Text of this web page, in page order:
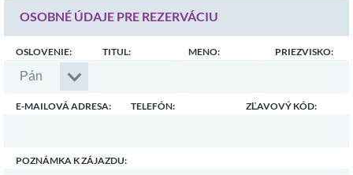
OSOBNÉ ÚDAJE PRE REZERVÁCIU
OSLOVENIE: TITUL: MENO: PRIEZVISKO:
E-MAILOVÁ ADRESA: TELEFÓN: ZĽAVOVÝ KÓD:
POZNÁMKA K ZÁJAZDU: